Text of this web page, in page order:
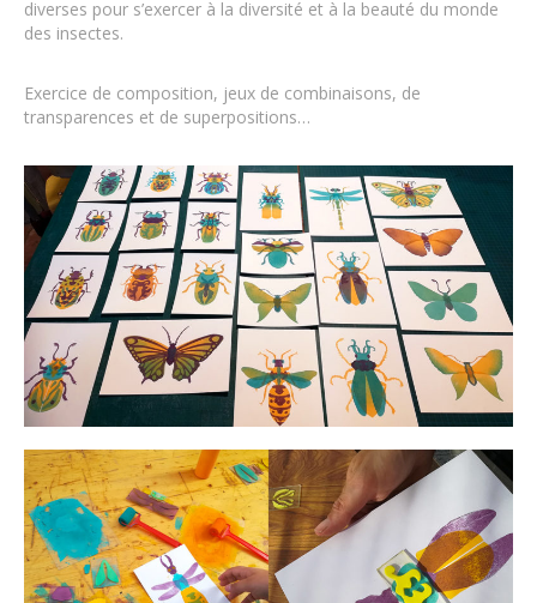
diverses pour s’exercer à la diversité et à la beauté du monde
des insectes.
Exercice de composition, jeux de combinaisons, de
transparences et de superpositions…